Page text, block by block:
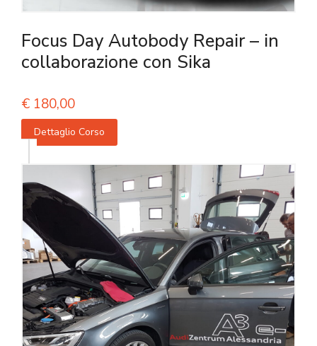
Focus Day Autobody Repair – in
collaborazione con Sika
€ 180,00
Dettaglio Corso